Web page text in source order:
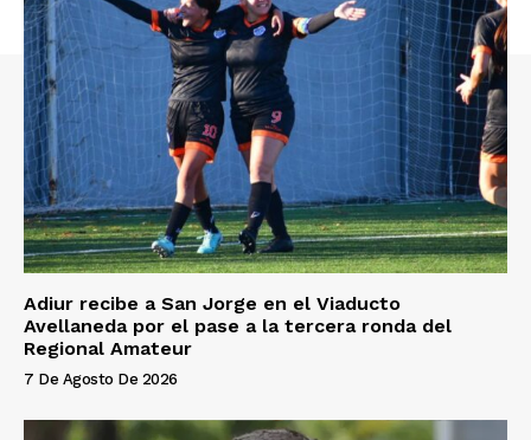
Adiur recibe a San Jorge en el Viaducto
Avellaneda por el pase a la tercera ronda del
Regional Amateur
7 De Agosto De 2026